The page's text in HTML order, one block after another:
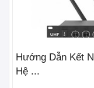
Hướng Dẫn Kết
Hệ ...